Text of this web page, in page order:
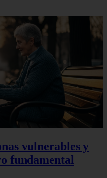
vulnerables y
fundamental